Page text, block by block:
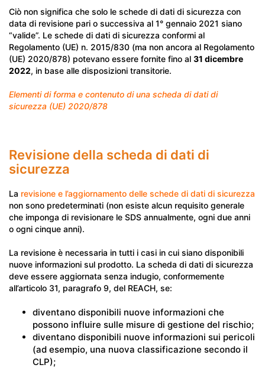
Ciò non significa che solo le schede di dati di sicurezza con
data di revisione pari o successiva al 1° gennaio 2021 siano
“valide”. Le schede di dati di sicurezza conformi al
Regolamento (UE) n. 2015/830 (ma non ancora al Regolamento
(UE) 2020/878) potevano essere fornite fino al 31 dicembre
2022, in base alle disposizioni transitorie.
Elementi di forma e contenuto di una scheda di dati di
sicurezza (UE) 2020/878
Revisione della scheda di dati di
sicurezza
La revisione e l’aggiornamento delle schede di dati di sicurezza
non sono predeterminati (non esiste alcun requisito generale
che imponga di revisionare le SDS annualmente, ogni due anni
o ogni cinque anni).
La revisione è necessaria in tutti i casi in cui siano disponibili
nuove informazioni sul prodotto. La scheda di dati di sicurezza
deve essere aggiornata senza indugio, conformemente
all’articolo 31, paragrafo 9, del REACH, se:
diventano disponibili nuove informazioni che
possono influire sulle misure di gestione del rischio;
diventano disponibili nuove informazioni sui pericoli
(ad esempio, una nuova classificazione secondo il
CLP);